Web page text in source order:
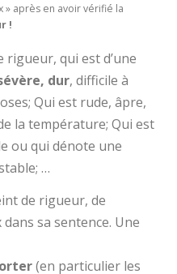
» après en avoir vérifié la
!
rigueur, qui est d’une
dur, difficile à
Qui est rude, âpre,
la température; Qui est
ou qui dénote une
…
de rigueur, de
sa sentence. Une
(en particulier les